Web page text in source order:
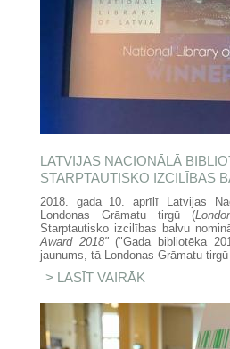
LATVIJAS NACIONĀLĀ
STARPTAUTISKO IZCILĪBAS
2018. gada 10. aprīlī Latvijas
Londonas Grāmatu tirgū (
Starptautisko izcilības balvu
Award 2018"("Gada bibliotēka
jaunums, tā Londonas Grāmatu
LASĪT VAIRĀK
BALVU